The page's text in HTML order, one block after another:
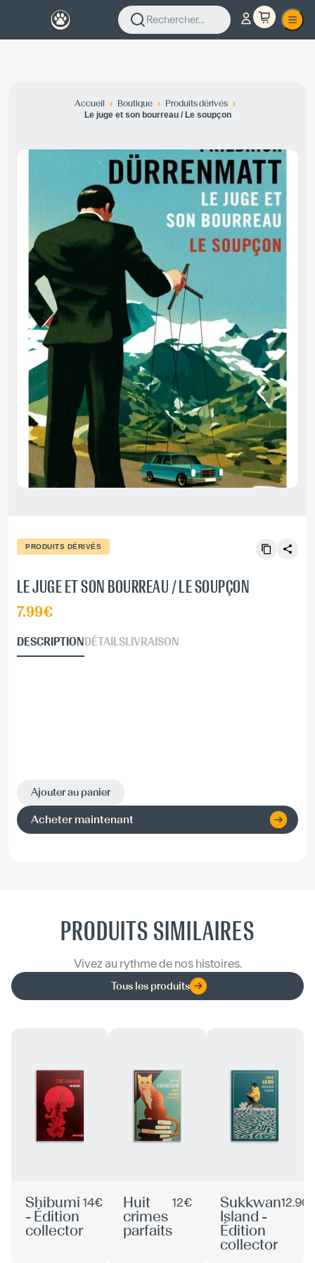
Rechercher...
Accueil Boutique Produits dérivés
Le juge et son bourreau / Le soupçon
PRODUITS DÉRIVÉS
LE JUGE ET SON BOURREAU / LE SOUPÇON
7.99€
DESCRIPTIONDÉTAILSLIVRAISON
Ajouter au panier
Acheter maintenant
PRODUITS SIMILAIRES
Vivez au rythme de nos histoires.
Tous les produits
Shibumi
- Édition
collector
14€
Huit
crimes
parfaits
12€
Sukkwan
Island -
Édition
collector